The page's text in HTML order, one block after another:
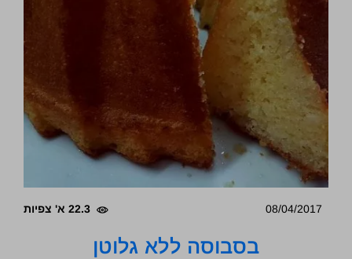
08/04/2017 22.3 א' צפיות
בסבוסה ללא גלוטן